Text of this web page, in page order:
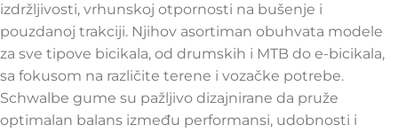
izdržljivosti, vrhunskoj otpornosti na bušenje i
pouzdanoj trakciji. Njihov asortiman obuhvata modele
za sve tipove bicikala, od drumskih i MTB do e-bicikala,
sa fokusom na različite terene i vozačke potrebe.
Schwalbe gume su pažljivo dizajnirane da pruže
optimalan balans između performansi, udobnosti i